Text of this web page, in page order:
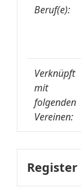
Beruf(e):
Verknüpft
mit
folgenden
Vereinen:
Register